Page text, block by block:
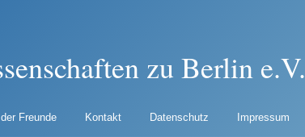
zu Berlin e.V.
Freunde Kontakt Datenschutz Impressum